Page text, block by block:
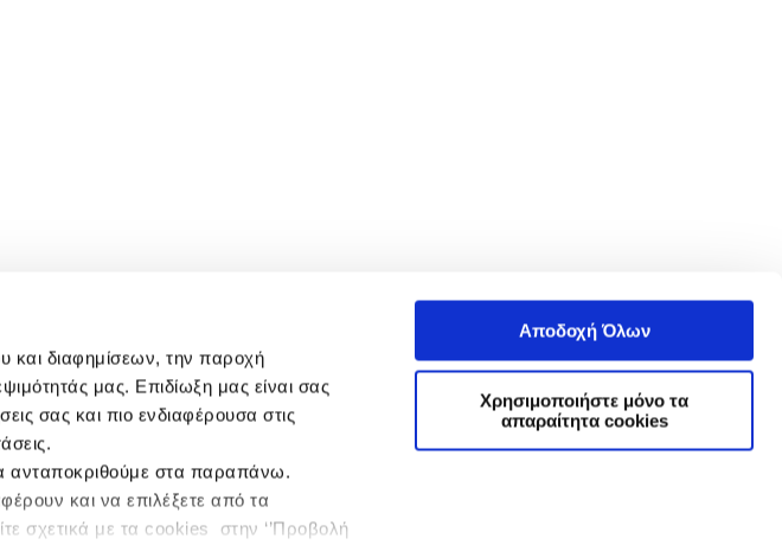
και διαφημίσεων, την παροχή
μας. Επιδίωξη μας είναι σας
σας και πιο ενδιαφέρουσα στις
ανταποκριθούμε στα παραπάνω.
και να επιλέξετε από τα
σχετικά με τα cookies στην ‘’Προβολή
Αποδοχή Όλων
Χρησιμοποιήστε μόνο τα
απαραίτητα cookies